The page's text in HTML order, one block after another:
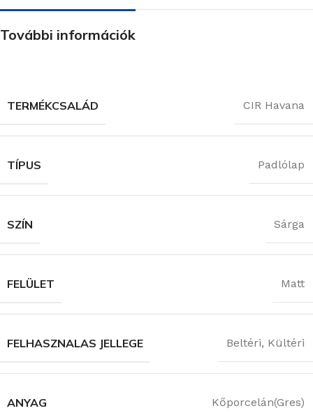
További információk
TERMÉKCSALÁD CIR Havana
TÍPUS Padlólap
SZÍN Sárga
FELÜLET Matt
FELHASZNALAS JELLEGE Beltéri, Kültéri
ANYAG Kőporcelán(Gres)